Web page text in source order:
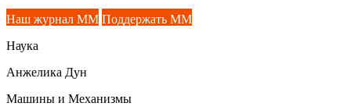
Наш журнал ММ Поддержать ММ
Наука
Анжелика Дун
Машины и Механизмы